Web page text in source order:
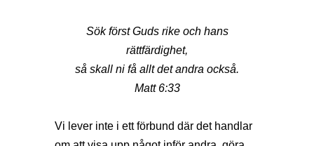
Sök först Guds rike och hans
rättfärdighet,
så skall ni få allt det andra också.
Matt 6:33
Vi lever inte i ett förbund där det handlar